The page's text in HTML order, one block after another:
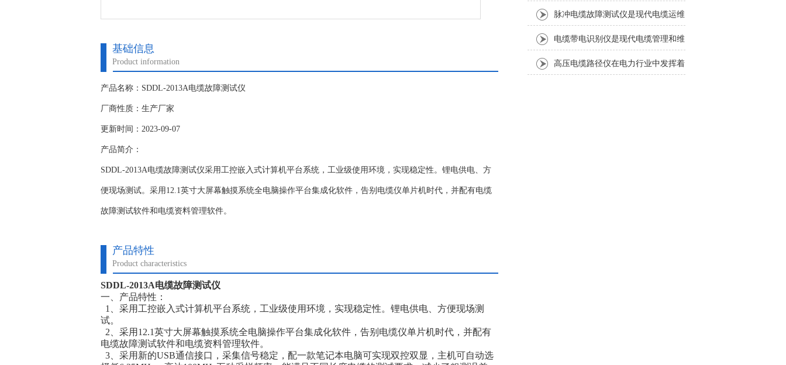
基础信息
Product information
产品名称：SDDL-2013A电缆故障测试仪
厂商性质：生产厂家
更新时间：2023-09-07
产品简介：
SDDL-2013A电缆故障测试仪采用工控嵌入式计算机平台系统，工业级使用环境，实现稳定性。锂电供电、方
便现场测试。采用12.1英寸大屏幕触摸系统全电脑操作平台集成化软件，告别电缆仪单片机时代，并配有电缆
故障测试软件和电缆资料管理软件。
产品特性
Product characteristics
SDDL-2013A电缆故障测试仪
一、产品特性：
1、采用工控嵌入式计算机平台系统，工业级使用环境，实现稳定性。锂电供电、方便现场测
试。
2、采用12.1英寸大屏幕触摸系统全电脑操作平台集成化软件，告别电缆仪单片机时代，并配有
电缆故障测试软件和电缆资料管理软件。
3、采用新的USB通信接口，采集信号稳定，配一款笔记本电脑可实现双控双显，主机可自动选
脉冲电缆故障测试仪是现代电缆运维
中不可少的工具
电缆带电识别仪是现代电缆管理和维
护中不可少的重要工具
高压电缆路径仪在电力行业中发挥着